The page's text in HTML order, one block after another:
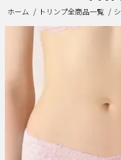
ホーム トリンプ全商品一覧